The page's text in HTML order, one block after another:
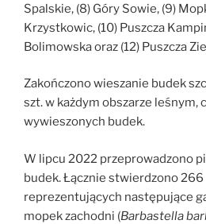
Spalskie, (8) Góry Sowie, (9)
Krzystkowic, (10) Puszcza
Bolimowska oraz (12) Puszcza
Zakończono wieszanie budek
szt. w każdym obszarze leśnym,
wywieszonych budek.
W lipcu 2022 przeprowadzono
budek. Łącznie stwierdzono
reprezentujących następujące
mopek zachodni (Barbastella